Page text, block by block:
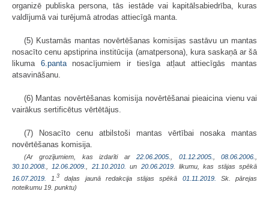
organizē publiska persona, tās iestāde vai kapitālsabiedrība, kuras
valdījumā vai turējumā atrodas attiecīgā manta.
(5) Kustamās mantas novērtēšanas komisijas sastāvu un mantas
nosacīto cenu apstiprina institūcija (amatpersona), kura saskaņā ar šā
likuma 6.pantanosacījumiem ir tiesīga atļaut attiecīgās mantas
atsavināšanu.
(6) Mantas novērtēšanas komisija novērtēšanai pieaicina vienu vai
vairākus sertificētus vērtētājus.
(7) Nosacīto cenu atbilstoši mantas vērtībai nosaka mantas
novērtēšanas komisija.
(Ar grozījumiem, kas izdarīti ar22.06.2005. 01.12.2005. ,08.06.2006.
30.10.2008.
12.06.2009. 21.10.2010. un 20.06.2019. likumu, kas stājas spēkā
16.07.2019.
1.3 daļas jaunā redakcija stājas spēkā 01.11.2019.
Sk. pārejas
noteikumu 19. punktu)